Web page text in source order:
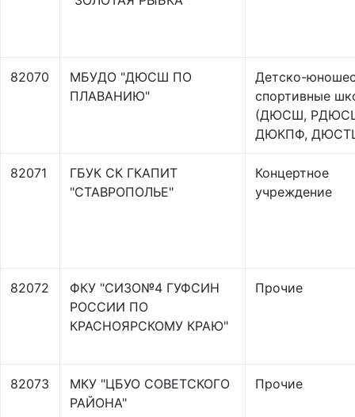
82070
МБУДО "ДЮСШ ПО
ПЛАВАНИЮ"
Детско-
спортивные
(ДЮСШ,
ДЮКПФ,
82071
ГБУК СК ГКАПИТ
"СТАВРОПОЛЬЕ"
Концертное
учреждение
82072
ФКУ "СИЗО№4 ГУФСИН
РОССИИ ПО
КРАСНОЯРСКОМУ КРАЮ"
Прочие
82073
МКУ "ЦБУО СОВЕТСКОГО
РАЙОНА"
Прочие